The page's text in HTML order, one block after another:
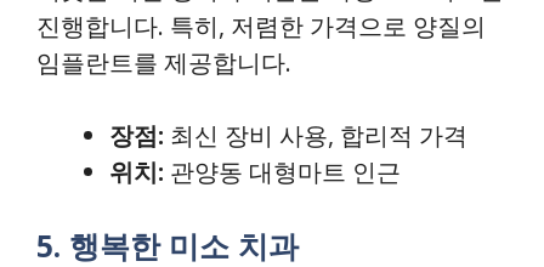
진행합니다. 특히, 저렴한 가격으로 양질의
임플란트를 제공합니다.
장점: 최신 장비 사용, 합리적 가격
위치: 관양동 대형마트 인근
5. 행복한 미소 치과